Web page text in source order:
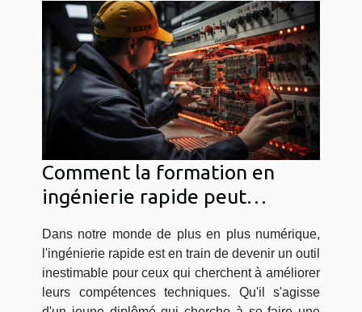
Comment la formation en
ingénierie rapide peut
techniques
Dans notre monde de plus en plus numérique,
l'ingénierie rapide est en train de devenir un outil
inestimable pour ceux qui cherchent à améliorer
leurs compétences techniques. Qu'il s'agisse